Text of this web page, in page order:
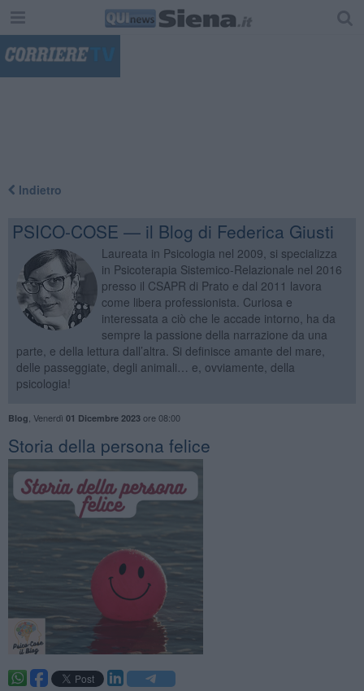
Indietro
PSICO-COSE — il Blog di Federica Giusti
Laureata in Psicologia nel 2009, si specializza
in Psicoterapia Sistemico-Relazionale nel 2016
presso il CSAPR di Prato e dal 2011 lavora
come libera professionista. Curiosa e
interessata a ciò che le accade intorno, ha da
sempre la passione della narrazione da una
parte, e della lettura dall’altra. Si definisce amante del mare,
delle passeggiate, degli animali… e, ovviamente, della
psicologia!
Blog Venerdì 01 Dicembre 2023ore 08:00
​Storia della persona felice